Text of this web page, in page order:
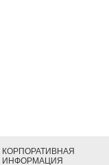
КОРПОРАТИВНАЯ
ИНФОРМАЦИЯ